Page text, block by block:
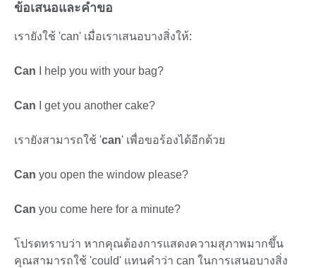
ข้อเสนอและคำขอ
เรายังใช้ 'can' เมื่อเราเสนอบางสิ่งให้:
Can I help you with your bag?
Can I get you another cake?
เรายังสามารถใช้ 'can' เพื่อขอร้องได้อีกด้วย
Can you open the window please?
Can you come here for a minute?
โปรดทราบว่า หากคุณต้องการแสดงความสุภาพมากขึ้น
คุณสามารถใช้ 'could' แทนคำว่า can ในการเสนอบางสิ่ง